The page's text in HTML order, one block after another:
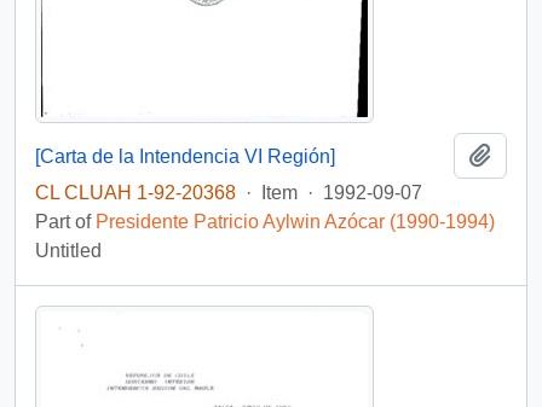
[Carta de la Intendencia VI Región]
CL CLUAH 1-92-20368 · Item · 1992-09-07
Part of Presidente Patricio Aylwin Azócar (1990-1994)
Untitled